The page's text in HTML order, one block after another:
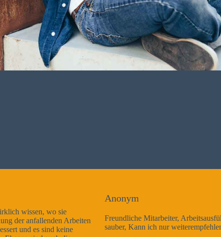
Freundliche Mitarbeiter, Arbeitsausführung sehr gut und sehr
sauber, Kann ich nur weiterempfehlen